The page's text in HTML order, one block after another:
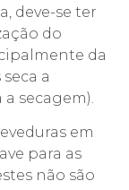
deve-se ter
do
da
a
secagem).
em
para as
não são